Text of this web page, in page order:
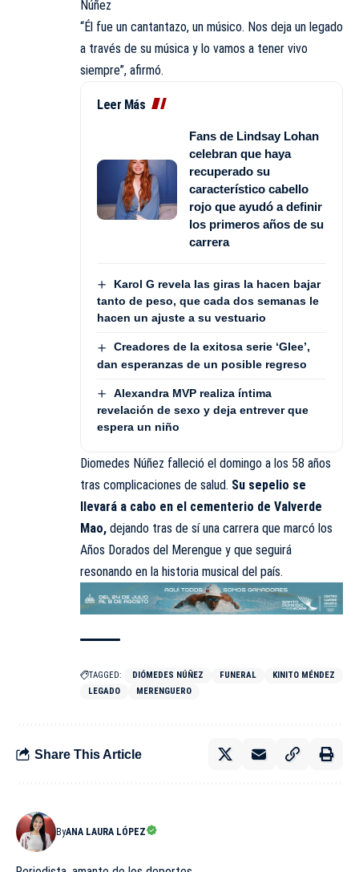
Núñez
“Él fue un cantantazo, un músico. Nos deja un legado
a través de su música y lo vamos a tener vivo
siempre”, afirmó.
Leer Más
Fans de Lindsay Lohan
celebran que haya
recuperado su
característico cabello
rojo que ayudó a definir
los primeros años de su
carrera
Karol G revela las giras la hacen bajar
tanto de peso, que cada dos semanas le
hacen un ajuste a su vestuario
Creadores de la exitosa serie ‘Glee’,
dan esperanzas de un posible regreso
Alexandra MVP realiza íntima
revelación de sexo y deja entrever que
espera un niño
Diomedes Núñez falleció el domingo a los 58 años
tras complicaciones de salud. Su sepelio se
llevará a cabo en el cementerio de Valverde
Mao, dejando tras de sí una carrera que marcó los
Años Dorados del Merengue y que seguirá
resonando en la historia musical del país.
TAGGED: DIÓMEDES NÚÑEZ FUNERAL
KINITO MÉNDEZ
LEGADO
MERENGUERO
Share This Article
ByANA LAURA LÓPEZ